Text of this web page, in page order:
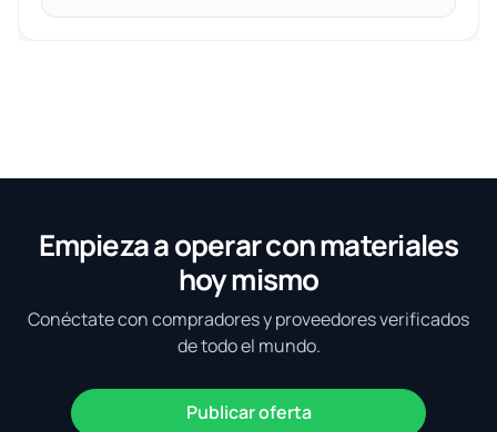
Empieza a operar con materiales
hoy mismo
Conéctate con compradores y proveedores verificados
de todo el mundo.
Publicar oferta